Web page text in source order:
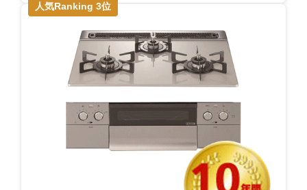
人気Ranking 3位